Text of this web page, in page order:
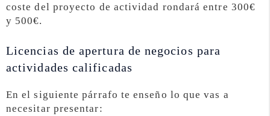
coste del proyecto de actividad rondará entre 300€
y 500€.
Licencias de apertura de negocios para
actividades calificadas
En el siguiente párrafo te enseño lo que vas a
necesitar presentar: